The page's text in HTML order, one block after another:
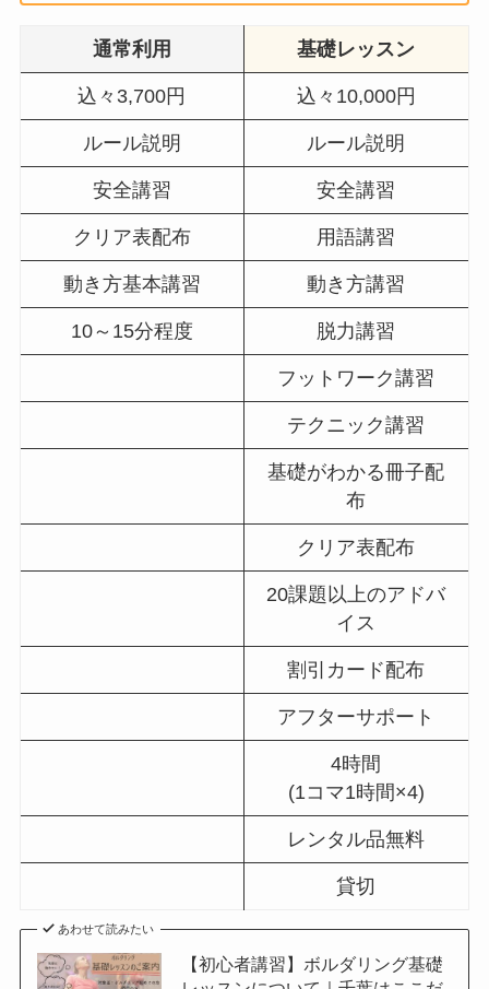
通常利用 基礎レッスン
込々3,700円 込々10,000円
ルール説明 ルール説明
安全講習 安全講習
クリア表配布 用語講習
動き方基本講習 動き方講習
10～15分程度 脱力講習
フットワーク講習
テクニック講習
基礎がわかる冊子配
布
クリア表配布
20課題以上のアドバ
イス
割引カード配布
アフターサポート
4時間
(1コマ1時間×4)
レンタル品無料
貸切
あわせて読みたい
【初心者講習】ボルダリング基礎